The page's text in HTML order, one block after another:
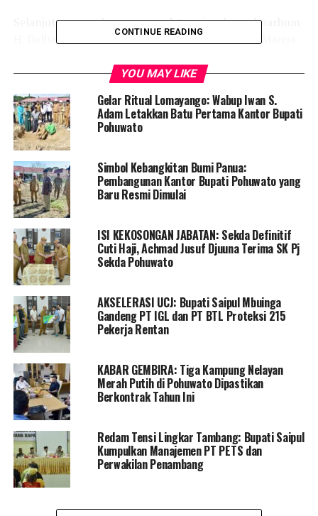
Selanjutnya, rombongan mendatangi makam almarhum
H. Delbar Khan di Desa Marisa Utara Kecamatan Marisa
an-nur marisa dan almarhum H. Uns Mbuinga di Desa
Marisa Selatan Kecamatan Marisa.
Diketahui, Kabupaten Pohuwato mekar dari induk
Kabupaten Boalemo pada 2003, tentu untuk menjadikan
satu daerah otonom tidak semudah pula, karena
banyaknya administrasi yang harus di penuhi. Akan
tetapi dengan kegigihan dan perjuangan mereka, para
pejuang baik yang sudah tiada maupun yang masih hidup
“Alhamdulillah, perjuangan tersebut berhasil dengan
baik, sehingga pada Februari 2002 kabupaten Pohuwato
menjadi sebuah daerah otonom yang hari ulang
tahunnya diperingati pada 25 Februari. Berdirinya
Pohuwato tentu juga tidak luput dari perjuangan orang-
orang Pohuwato itu sendiri terutama mereka yang
tinggal di kenang perjuangannya,” as bupati.
Selanjutnya kepada keluarga, Bupati Saipul tak lupa
mengucapkan terima kasih banyak karena telah
menerima pemerintah daerah bersama Forkopimda yang
melakukan ziarah.
“Kita berdoa, insyaallah amal baik dari mereka pejuang
pohuwato yang mendahului kita bisa diterima oleh Allah
CONTINUE READING
YOU MAY LIKE
Gelar Ritual Lomayango: Wabup Iwan S.
Adam Letakkan Batu Pertama Kantor Bupati
Pohuwato
Simbol Kebangkitan Bumi Panua:
Pembangunan Kantor Bupati Pohuwato yang
Baru Resmi Dimulai
ISI KEKOSONGAN JABATAN: Sekda Definitif
Cuti Haji, Achmad Jusuf Djuuna Terima SK Pj
Sekda Pohuwato
AKSELERASI UCJ: Bupati Saipul Mbuinga
Gandeng PT IGL dan PT BTL Proteksi 215
Pekerja Rentan
KABAR GEMBIRA: Tiga Kampung Nelayan
Merah Putih di Pohuwato Dipastikan
Berkontrak Tahun Ini
Redam Tensi Lingkar Tambang: Bupati Saipul
Kumpulkan Manajemen PT PETS dan
Perwakilan Penambang